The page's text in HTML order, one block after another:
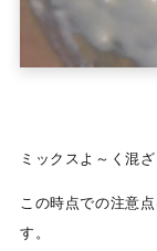
ミックスよ～く混ざ
この時点での注意
す。